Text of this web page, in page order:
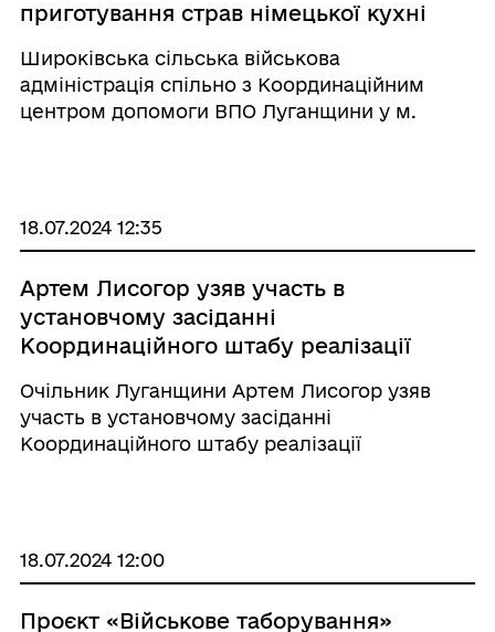
приготування страв німецької кухні
Широківська сільська військова
адміністрація спільно з Координаційним
центром допомоги ВПО Луганщини у м.
кулінарний майстер клас з приготування
18.07.2024 12:35
Артем Лисогор узяв участь в
установчому засіданні
Координаційного штабу реалізації
Очільник Луганщини Артем Лисогор узяв
участь в установчому засіданні
Координаційного штабу реалізації
ветеранів України Олександра Пор ...
18.07.2024 12:00
Проєкт «Військове таборування»